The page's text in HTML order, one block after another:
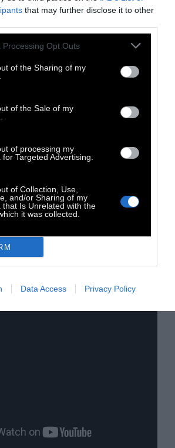
that may further disclose it to other
Processing Opt Outs
of the Sharing of my
of the Sale of my
of processing my
Targeted Advertising.
of Collection, Use,
and/or Sharing of my
that Is Unrelated with the
it was collected.
Data Access Privacy Policy